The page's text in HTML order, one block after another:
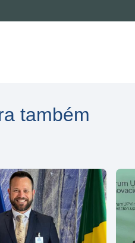
também